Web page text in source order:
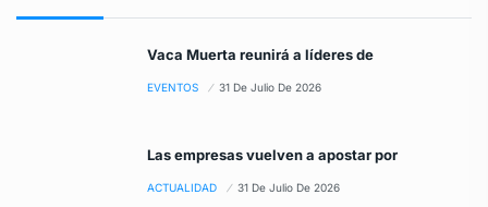
Vaca Muerta reunirá a líderes de
EVENTOS 31 De Julio De 2026
Las empresas vuelven a apostar por
ACTUALIDAD 31 De Julio De 2026